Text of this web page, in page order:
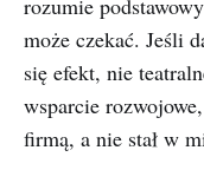
rozumie
może czekać. Jeśli
się efekt, nie
wsparcie
firmą, a nie stał w